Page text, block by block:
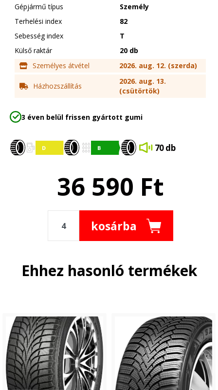
Gépjármű típus
Személy
Terhelési index
82
Sebesség index
T
Külső raktár
20 db
Személyes átvétel
2026. aug. 12. (szerda)
Házhozszállítás
2026. aug. 13.
(csütörtök)
3 éven belül frissen gyártott gumi
70 db
36 590 Ft
kosárba
Ehhez hasonló termékek